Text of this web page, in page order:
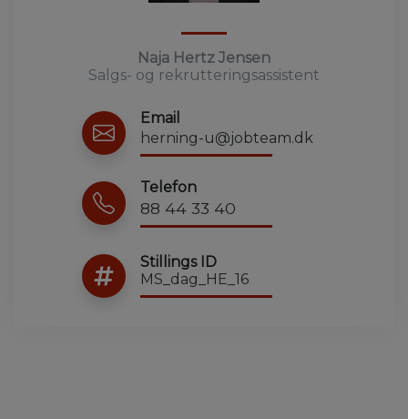
Naja Hertz Jensen
Salgs- og rekrutteringsassistent
Email
herning-u@jobteam.dk
Telefon
88 44 33 40
Stillings ID
MS_dag_HE_16